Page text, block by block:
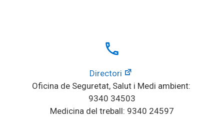
local_phone
Directori
Oficina de Seguretat, Salut i Medi ambient:
9340 34503
Medicina del treball: 9340 24597